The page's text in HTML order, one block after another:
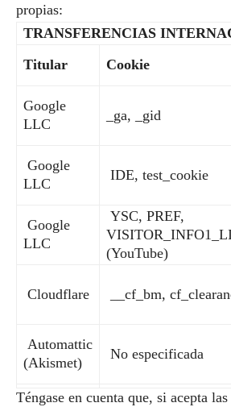
propias:
TRANSFERENCIAS
Titular
Cookie
Google
LLC
_ga, _gid
Google
LLC
IDE, test_cookie
Google
LLC
YSC, PREF,
(YouTube)
Cloudflare __cf_bm,
Automattic
(Akismet)
No especificada
Téngase en cuenta que, si acepta